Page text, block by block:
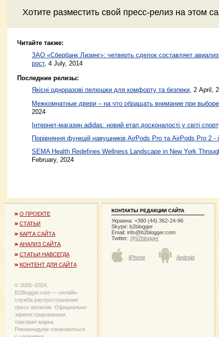
Хотите разместить свой пресс-релиз на этом
Читайте также:
ЗАО «Сбербанк Лизинг»: четверть сделок составляет
рост, 4 July, 2014
Последние релизы:
Якісні одноразові пелюшки для комфорту та безпеки, 2 April,
Межкомнатные двери – на что обращать внимание при
2024
Інтернет-магазин adidas: новий етап досконалості у світі
Порівняння функцій навушників AirPods Pro та AirPods Pro 2 -
SEMA Health Redefines Wellness Landscape in New York
February, 2024
О ПРОЕКТЕ
СТАТЬИ
КАРТА САЙТА
АНАЛИЗ САЙТА
СТАТЬИ НАВСЕГДА
КОНТЕНТ ДЛЯ САЙТА
© 2005−2024,
B2Blogger.com — онлайн-
служба распространения
пресс-релизов. Официально
зарегистрированная
торговая марка.
Рекомендуем ознакомиться
КОНТАКТЫ РЕДАКЦИИ САЙТА
Украина: +380 (44) 362-24-96
Skype: b2blogger
Email: info@b2blogger.com
Twitter: @b2blogger
IPhone Android